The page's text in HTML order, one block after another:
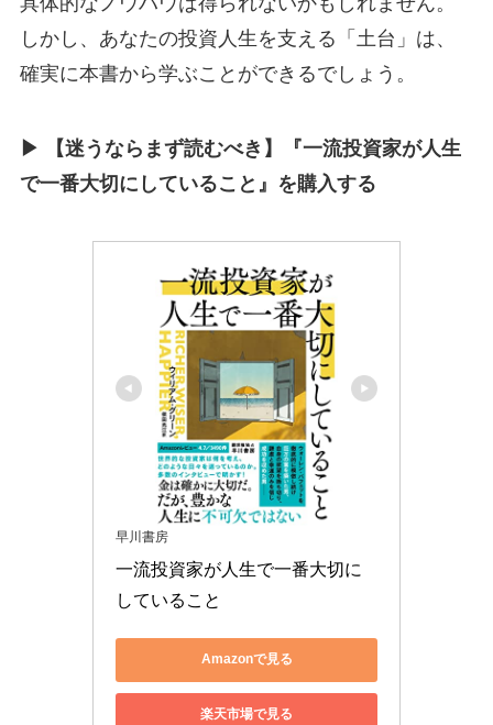
しかし、あなたの投資人生を支える「土台」は、
確実に本書から学ぶことができるでしょう。
▶︎
【迷うならまず読むべき】『一流投資家が人生
で一番大切にしていること』を購入する
早川書房
一流投資家が人生で一番大切に
していること
Amazonで見る
楽天市場で見る